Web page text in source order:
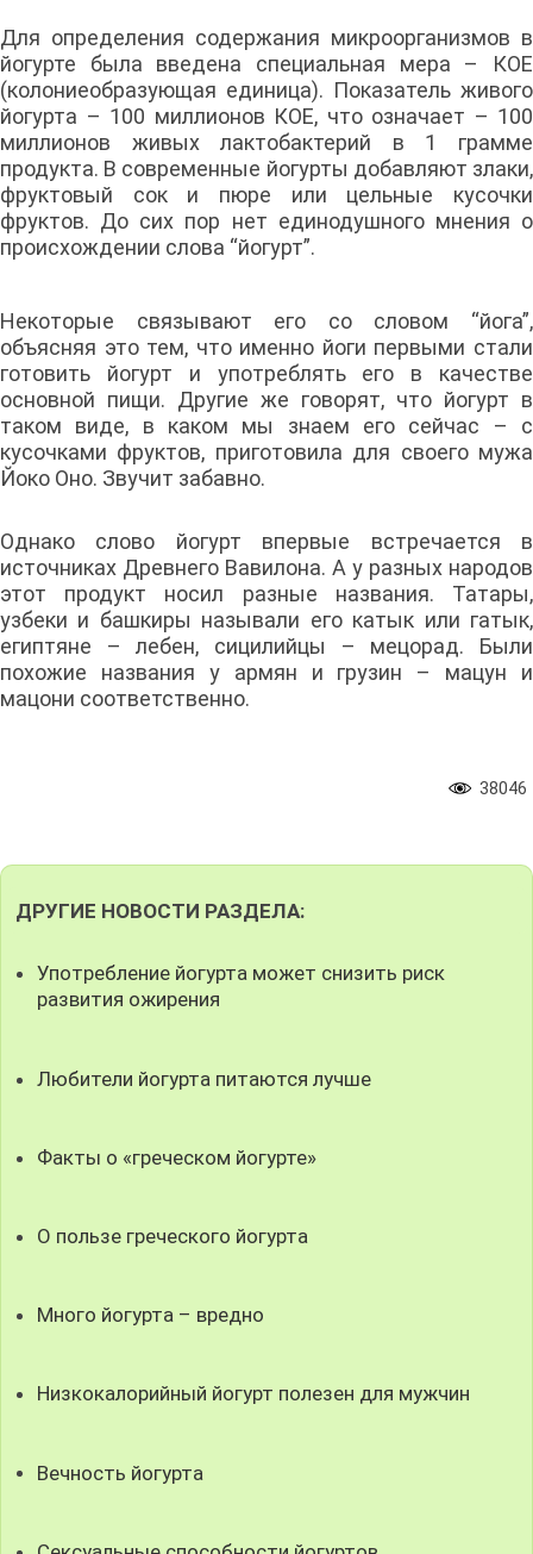
Для определения содержания микроорганизмов в
йогурте была введена специальная мера – КОЕ
(колониеобразующая единица). Показатель живого
йогурта – 100 миллионов КОЕ, что означает – 100
миллионов живых лактобактерий в 1 грамме
продукта. В современные йогурты добавляют злаки,
фруктовый сок и пюре или цельные кусочки
фруктов. До сих пор нет единодушного мнения о
происхождении слова “йогурт”.
Некоторые связывают его со словом “йога”,
объясняя это тем, что именно йоги первыми стали
готовить йогурт и употреблять его в качестве
основной пищи. Другие же говорят, что йогурт в
таком виде, в каком мы знаем его сейчас – с
кусочками фруктов, приготовила для своего мужа
Йоко Оно. Звучит забавно.
Однако слово йогурт впервые встречается в
источниках Древнего Вавилона. А у разных народов
этот продукт носил разные названия. Татары,
узбеки и башкиры называли его катык или гатык,
египтяне – лебен, сицилийцы – мецорад. Были
похожие названия у армян и грузин – мацун и
мацони соответственно.
38046
ДРУГИЕ НОВОСТИ РАЗДЕЛА:
Употребление йогурта может снизить риск
развития ожирения
Любители йогурта питаются лучше
Факты о «греческом йогурте»
О пользе греческого йогурта
Много йогурта – вредно
Низкокалорийный йогурт полезен для мужчин
Вечность йогурта